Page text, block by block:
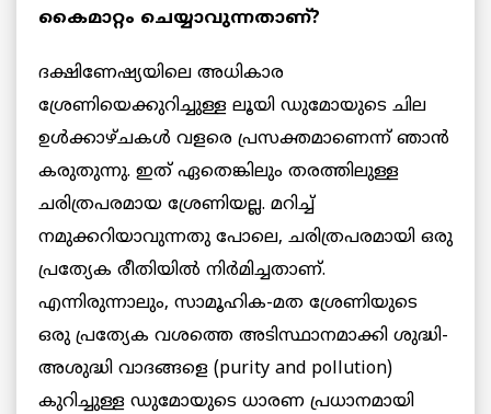
കൈമാറ്റം ചെയ്യാവുന്നതാണ്?
ദക്ഷിണേഷ്യയിലെ അധികാര
ശ്രേണിയെക്കുറിച്ചുള്ള ലൂയി ഡുമോയുടെ ചില
ഉൾക്കാഴ്ചകൾ വളരെ പ്രസക്തമാണെന്ന് ഞാൻ
കരുതുന്നു. ഇത് ഏതെങ്കിലും തരത്തിലുള്ള
ചരിത്രപരമായ ശ്രേണിയല്ല. മറിച്ച്
നമുക്കറിയാവുന്നതു പോലെ, ചരിത്രപരമായി ഒരു
പ്രത്യേക രീതിയിൽ നിർമിച്ചതാണ്.
എന്നിരുന്നാലും, സാമൂഹിക-മത ശ്രേണിയുടെ
ഒരു പ്രത്യേക വശത്തെ അടിസ്ഥാനമാക്കി ശുദ്ധി-
അശുദ്ധി വാദങ്ങളെ (purity and pollution)
കുറിച്ചുള്ള ഡുമോയുടെ ധാരണ പ്രധാനമായി